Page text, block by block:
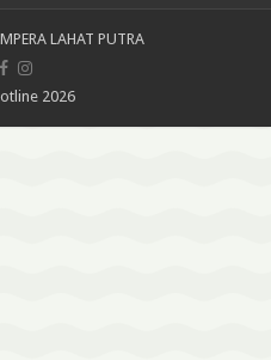
LAHAT PUTRA
2026